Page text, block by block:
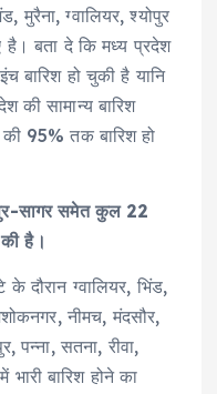
मुरैना, ग्वालियर, श्योपुर
है। बता दे कि मध्य प्रदेश
हो चुकी है यानि
की सामान्य बारिश
95% तक बारिश हो
सागर समेत कुल 22
की है।
दौरान ग्वालियर, भिंड,
नीमच, मंदसौर,
पन्ना, सतना, रीवा,
बारिश होने का